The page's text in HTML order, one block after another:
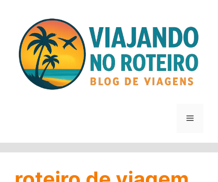
conteúdo
Menu